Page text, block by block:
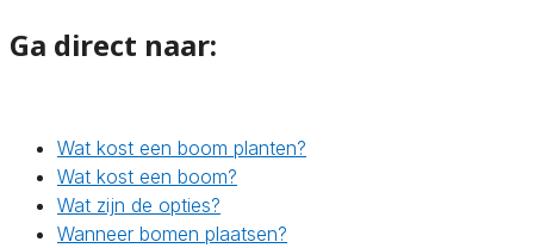
Ga direct naar:
Wat kost een boom planten?
Wat kost een boom?
Wat zijn de opties?
Wanneer bomen plaatsen?